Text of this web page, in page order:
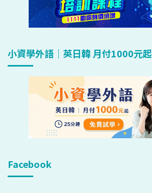
小資學外語｜英日韓 月付1000元起
Facebook